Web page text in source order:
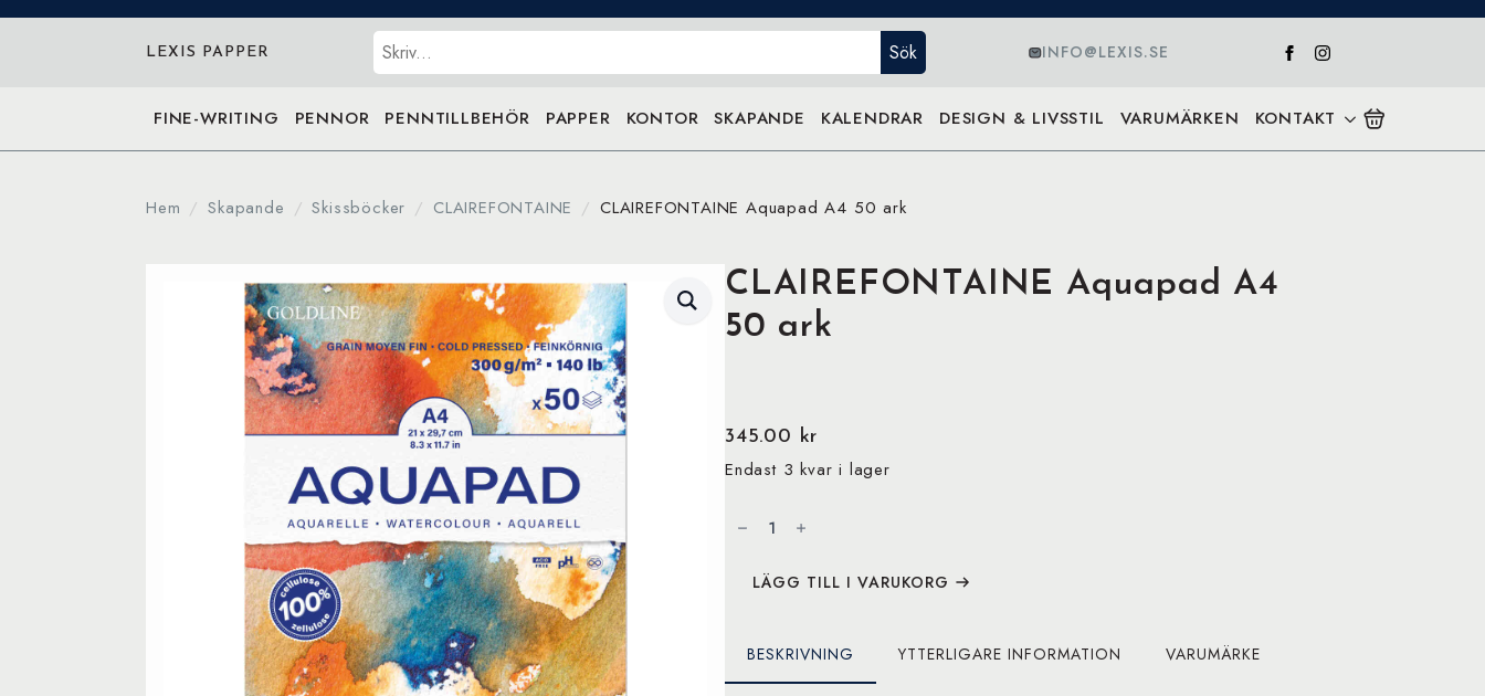
LEXIS PAPPER Sök Sök INFO@LEXIS.SE
FINE-WRITING PENNOR PENNTILLBEHÖR PAPPER KONTOR SKAPANDE KALENDRAR DESIGN & LIVSSTIL VARUMÄRKEN KONTAKT
Hem Skapande Skissböcker CLAIREFONTAINE CLAIREFONTAINE Aquapad A4 50 ark
CLAIREFONTAINE Aquapad A4
50 ark
345.00 kr
Endast 3 kvar i lager
Aquapad
A4
mängdLÄGG TILL I VARUKORG
BESKRIVNING YTTERLIGARE INFORMATION VARUMÄRKE